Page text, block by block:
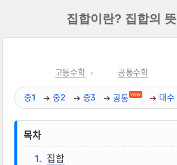
집합이란? 집합의 뜻
고등수학 공통수학
중1 중2 중3 공통 now 대수
목차
집합